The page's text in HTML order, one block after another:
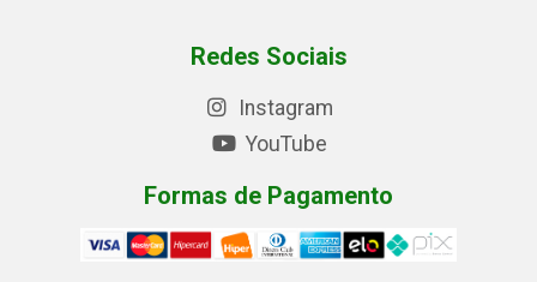
Redes Sociais
Instagram
YouTube
Formas de Pagamento